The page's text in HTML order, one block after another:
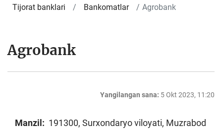
Tijorat banklari Bankomatlar Agrobank
Agrobank
Yangilangan sana: 5 Okt 2023, 11:20
Manzil: 191300, Surxondaryo viloyati, Muzrabod